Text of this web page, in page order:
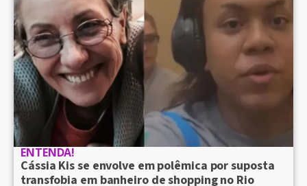
ENTENDA!
Cássia Kis se envolve em polêmica por suposta
transfobia em banheiro de shopping no Rio